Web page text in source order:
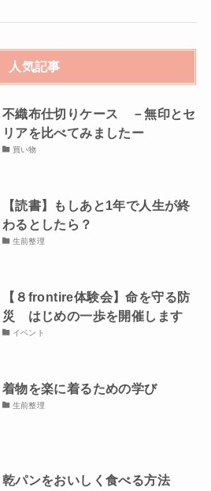
人気記事
不織布仕切りケース －無印とセ
リアを比べてみましたー
買い物
【読書】もしあと1年で人生が終
わるとしたら？
生前整理
【８frontire体験会】命を守る防
災 はじめの一歩を開催します
イベント
着物を楽に着るための学び
生前整理
乾パンをおいしく食べる方法